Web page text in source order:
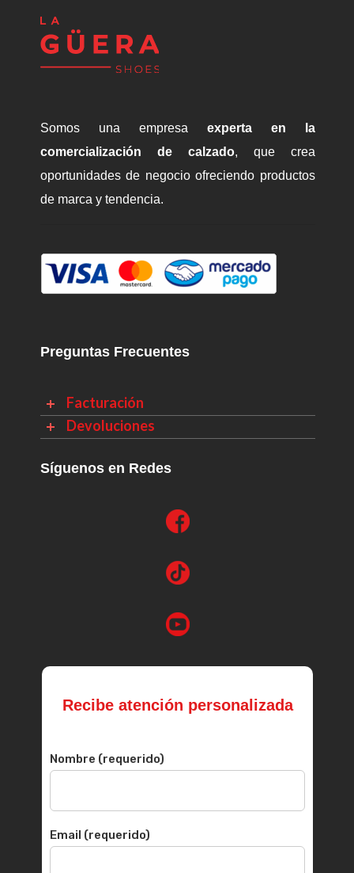
Somos una empresa experta en la
comercialización de calzado, que crea
oportunidades de negocio ofreciendo productos
de marca y tendencia.
Preguntas Frecuentes
Facturación
Devoluciones
Síguenos en Redes
Recibe atención personalizada
Nombre (requerido)
Email (requerido)